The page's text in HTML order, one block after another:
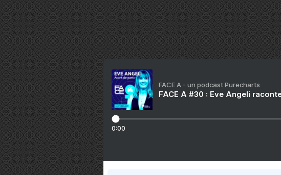
FACE A - un podcast Purecharts
FACE A #30 : Eve Angeli
0:00